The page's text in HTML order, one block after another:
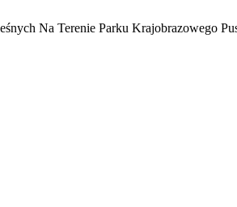
Na Terenie Parku Krajobrazowego